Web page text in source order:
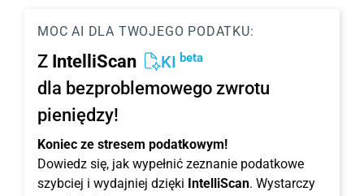
MOC AI DLA TWOJEGO PODATKU:
Z IntelliScan KI beta
dla bezproblemowego zwrotu
pieniędzy!
Koniec ze stresem podatkowym!
Dowiedz się, jak wypełnić zeznanie podatkowe
szybciej i wydajniej dzięki IntelliScan. Wystarczy